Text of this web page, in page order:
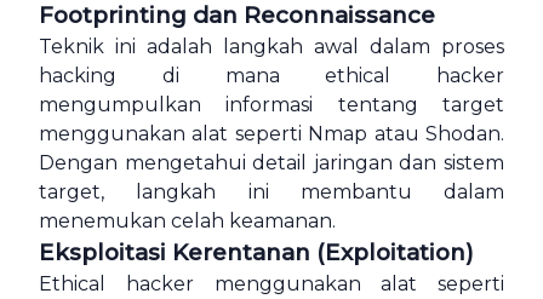
Footprinting dan Reconnaissance
Teknik ini adalah langkah awal dalam proses
hacking di mana ethical hacker
mengumpulkan informasi tentang target
menggunakan alat seperti Nmap atau Shodan.
Dengan mengetahui detail jaringan dan sistem
target, langkah ini membantu dalam
menemukan celah keamanan.
Eksploitasi Kerentanan (Exploitation)
Ethical hacker menggunakan alat seperti